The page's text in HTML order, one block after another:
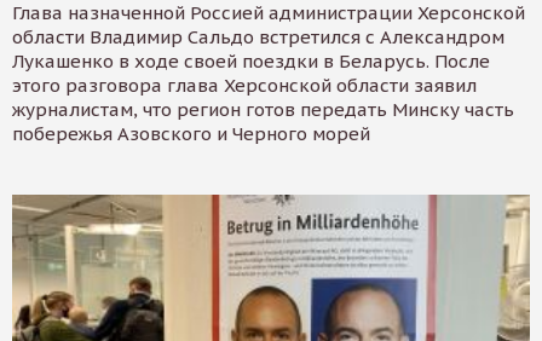
Глава назначенной Россией администрации Херсонской
области Владимир Сальдо встретился с Александром
Лукашенко в ходе своей поездки в Беларусь. После
этого разговора глава Херсонской области заявил
журналистам, что регион готов передать Минску часть
побережья Азовского и Черного морей